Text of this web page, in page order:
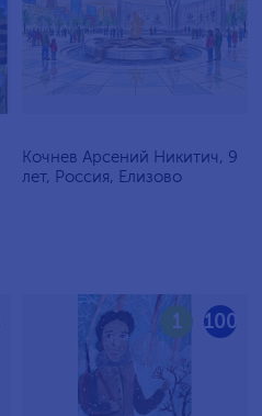
Кочнев Арсений Никитич, 9
лет, Россия, Елизово
100
1